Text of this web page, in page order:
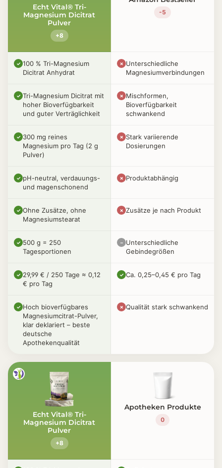
Echt Vital® Tri-
Magnesium Dicitrat
Pulver
+8
-5
✓ 100 % Tri-Magnesium
Dicitrat Anhydrat
✗ Unterschiedliche
Magnesiumverbindungen
✓ Tri-Magnesium Dicitrat mit
hoher Bioverfügbarkeit
und guter Verträglichkeit
✗ Mischformen,
Bioverfügbarkeit
schwankend
✓ 300 mg reines
Magnesium pro Tag (2 g
Pulver)
✗ Stark variierende
Dosierungen
✓ pH-neutral, verdauungs-
und magenschonend
✗ Produktabhängig
✓ Ohne Zusätze, ohne
Magnesiumstearat
✗ Zusätze je nach Produkt
✓ 500 g = 250
Tagesportionen
–
Unterschiedliche
Gebindegrößen
✓ 29,99 € / 250 Tage ≈ 0,12
€ pro Tag
✓ Ca. 0,25–0,45 € pro Tag
✓ Hoch bioverfügbares
Magnesiumcitrat-Pulver,
klar deklariert – beste
deutsche
Apothekenqualität
✗ Qualität stark schwankend
Echt Vital® Tri-
Magnesium Dicitrat
Pulver
+8
Apotheken Produkte
0